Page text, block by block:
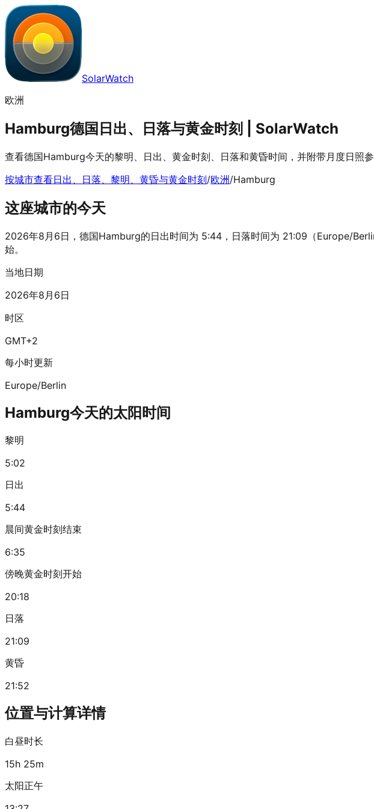
SolarWatch
欧洲
Hamburg德国日出、日落与黄金时刻 | SolarWatch
查看德国Hamburg今天的黎明、日出、黄金时刻、日落和黄昏时间，并附带月度日照参
按城市查看日出、日落、黎明、黄昏与黄金时刻/欧洲/Hamburg
这座城市的今天
2026年8月6日，德国Hamburg的日出时间为 5:44，日落时间为 21:09（Europe/
始。
当地日期
2026年8月6日
时区
GMT+2
每小时更新
Europe/Berlin
Hamburg今天的太阳时间
黎明
5:02
日出
5:44
晨间黄金时刻结束
6:35
傍晚黄金时刻开始
20:18
日落
21:09
黄昏
21:52
位置与计算详情
白昼时长
15h 25m
太阳正午